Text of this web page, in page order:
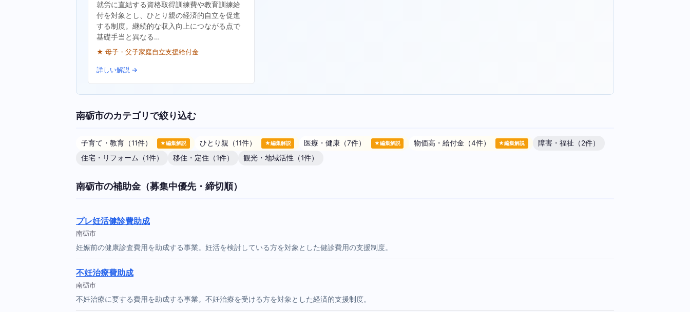
就労に直結する資格取得訓練費や教育訓練給
付を対象とし、ひとり親の経済的自立を促進
する制度。継続的な収入向上につながる点で
基礎手当と異なる…
★ 母子・父子家庭自立支援給付金
詳しい解説 →
南砺市のカテゴリで絞り込む
子育て・教育（11件） ★編集解説 ひとり親（11件） ★編集解説 医療・健康（7件） ★編集解説 物価高・給付金（4件） ★編集解説
障害・福祉（2件）
住宅・リフォーム（1件）
移住・定住（1件） 観光・地域活性（1件）
南砺市の補助金（募集中優先・締切順）
プレ妊活健診費助成
南砺市
妊娠前の健康診査費用を助成する事業。妊活を検討している方を対象とした健診費用の支援制度。
不妊治療費助成
南砺市
不妊治療に要する費用を助成する事業。不妊治療を受ける方を対象とした経済的支援制度。